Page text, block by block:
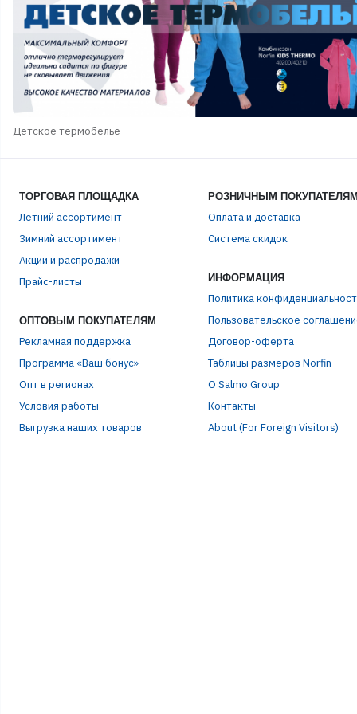
Детское термобельё
ТОРГОВАЯ ПЛОЩАДКА
Летний ассортимент
Зимний ассортимент
Акции и распродажи
Прайс-листы
ОПТОВЫМ ПОКУПАТЕЛЯМ
Рекламная поддержка
Программа «Ваш бонус»
Опт в регионах
Условия работы
Выгрузка наших товаров
РОЗНИЧНЫМ
Оплата и доставка
Система скидок
ИНФОРМАЦИЯ
Политика
Пользовательское
Договор-оферта
Таблицы размеров Norfin
О Salmo Group
Контакты
About (For Foreign Visitors)